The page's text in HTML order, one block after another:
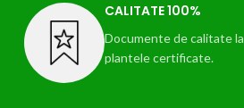
CALITATE 100%
Documente de calitate la
plantele certificate.